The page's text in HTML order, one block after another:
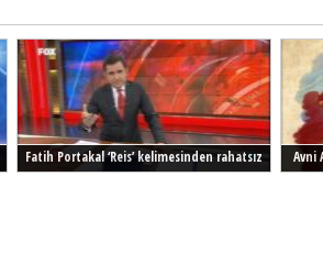
Fatih Portakal ‘Reis’ kelimesinden rahatsız
Avni